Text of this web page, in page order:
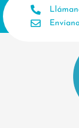
Ir
al
contenido